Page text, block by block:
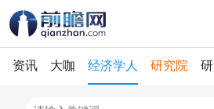
资讯 大咖 经济学人 研究院